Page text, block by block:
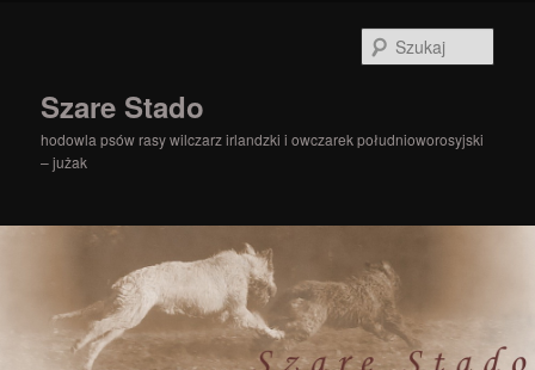
Szare Stado
hodowla psów rasy wilczarz irlandzki i owczarek południoworosyjski
– jużak